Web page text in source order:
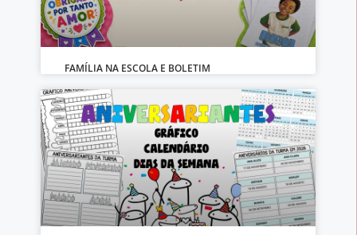
FAMÍLIA NA ESCOLA E BOLETIM